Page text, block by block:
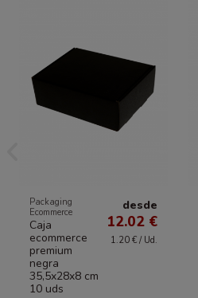
Packaging
Ecommerce
Caja
ecommerce
premium
negra
35,5x28x8 cm
10 uds
desde
12.02 €
1.20 € / Ud.